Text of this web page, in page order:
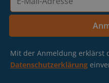
Mit der Anmeldung erklärst
Datenschutzerklärung